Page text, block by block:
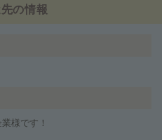
の情報
様です！